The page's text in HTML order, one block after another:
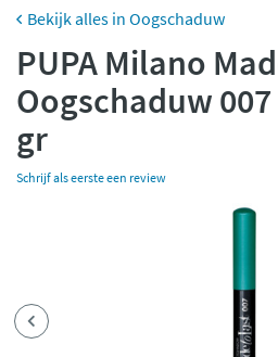
CO2 neutraal
Betaal met
Oogschaduw
PUPA Milano
Oogschaduw
gr
Schrijf als eerste een review